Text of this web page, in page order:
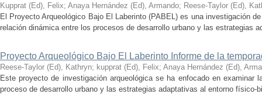
Kupprat (Ed), Felix; Anaya Hernández (Ed), Armando; Reese-Taylor (Ed),
El Proyecto Arqueológico Bajo El Laberinto (PABEL) es una investigación
relación dinámica entre los procesos de desarrollo urbano y las estrategias
Proyecto Arqueológico Bajo El Laberinto Informe de la
Reese-Taylor (Ed), Kathryn; kupprat (Ed), Felix; Anaya Hernández (Ed),
Este proyecto de investigación arqueológica se ha enfocado en examinar
proceso de desarrollo urbano y las estrategias adaptativas al entorno físico-